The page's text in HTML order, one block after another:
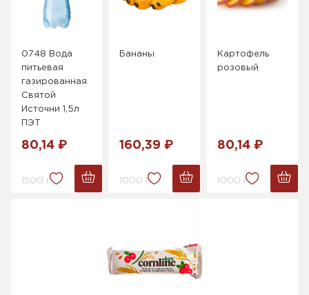
0748 Вода
питьевая
газированная
Святой
Источни 1,5л
ПЭТ
80,14 ₽
1500 г.
Бананы
160,39 ₽
1000 г.
Картофель
розовый
80,14 ₽
1000 г.